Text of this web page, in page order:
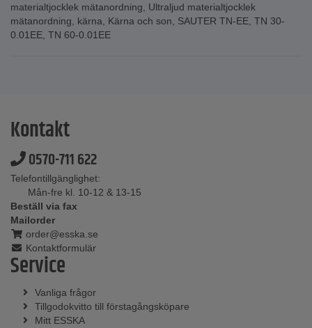
materialtjocklek mätanordning, Ultraljud materialtjocklek
mätanordning, kärna, Kärna och son, SAUTER TN-EE, TN 30-
0.01EE, TN 60-0.01EE
Kontakt
0570-711 622
Telefontillgänglighet:
Mån-fre kl. 10-12 & 13-15
Beställ via fax
Mailorder
order@esska.se
Kontaktformulär
Service
Vanliga frågor
Tillgodokvitto till förstagångsköpare
Mitt ESSKA